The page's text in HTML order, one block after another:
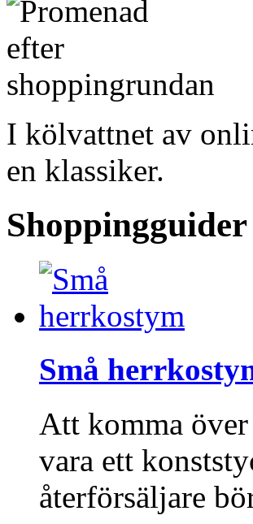
I kölvattnet av
en klassiker.
Shoppingguider
Små
Att komma
vara ett
återförsäljare